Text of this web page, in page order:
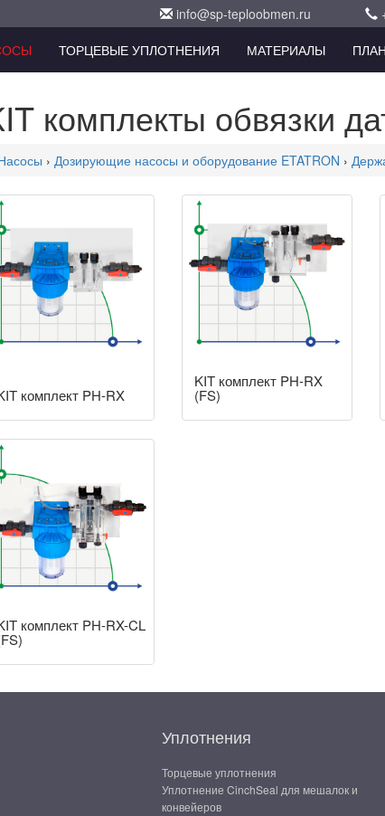
info@sp-teploobmen.ru
ТОРЦЕВЫЕ УПЛОТНЕНИЯ МАТЕРИАЛЫ
комплекты обвязки
› Дозирующие насосы и оборудование ETATRON ›
комплект PH-RX
KIT комплект PH-RX
(FS)
комплект PH-RX-CL
Уплотнения
Торцевые уплотнения
Уплотнение CinchSeal для мешалок и
конвейеров